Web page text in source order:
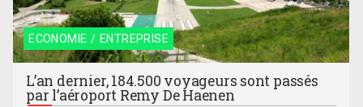
ECONOMIE / ENTREPRISE
L’an dernier, 184.500 voyageurs sont passés
par l’aéroport Remy De Haenen